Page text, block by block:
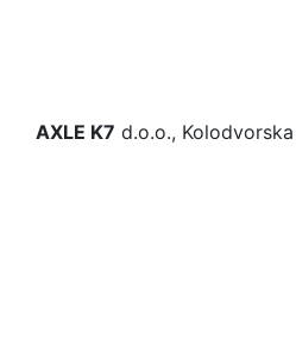
AXLE K7 d.o.o.,